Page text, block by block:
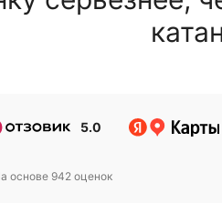
5.0
основе 942 оценок